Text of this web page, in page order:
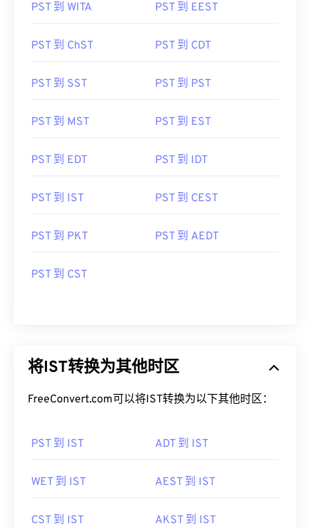
PST 到 WITA PST 到 EEST
PST 到 ChST PST 到 CDT
PST 到 SST PST 到 PST
PST 到 MST PST 到 EST
PST 到 EDT PST 到 IDT
PST 到 IST PST 到 CEST
PST 到 PKT PST 到 AEDT
PST 到 CST
将IST转换为其他时区
FreeConvert.com可以将IST转换为以下其他时区：
PST 到 IST ADT 到 IST
WET 到 IST AEST 到 IST
CST 到 IST AKST 到 IST